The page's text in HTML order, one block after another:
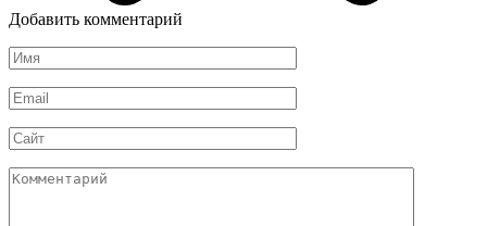
Добавить комментарий
Имя
*
Email
*
Сайт
Комментарий